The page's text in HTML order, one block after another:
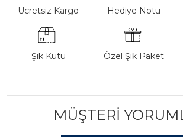
Ücretsiz Kargo Hediye Notu
Şık Kutu Özel Şık Paket
MÜŞTERI